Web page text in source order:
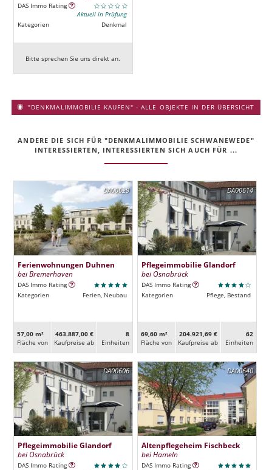
DAS Immo Rating
Aktuell in Prüfung
Kategorien
Denkmal
Bitte sprechen Sie uns direkt an.
"DENKMALIMMOBILIE KAUFEN" - ALLE OBJEKTE IN DER ÜBERSICHT
ANDERE DIE SICH FÜR "DENKMALIMMOBILIE SCHWANEWEDE"
INTERESSIERTEN, INTERESSIERTEN SICH AUCH FÜR ...
DA00629
Ferienwohnungen Duhnen
bei Bremerhaven
DAS Immo Rating
Kategorien
Ferien, Neubau
57,00 m²
Fläche von
463.887,00 €
Kaufpreise ab
8
Ein­heiten
DA00614
Pflegeimmobilie Glandorf
bei Osnabrück
DAS Immo Rating
Kategorien
Pflege, Bestand
69,60 m²
Fläche von
204.921,69 €
Kaufpreise ab
62
Ein­heiten
DA00606
Pflegeimmobilie Glandorf
bei Osnabrück
DAS Immo Rating
DA00640
Altenpflegeheim Fischbeck
bei Hameln
DAS Immo Rating